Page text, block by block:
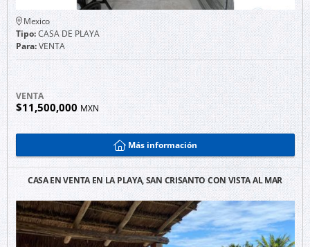
Mexico
Tipo:CASA DE PLAYA
Para:VENTA
VENTA
$11,500,000 MXN
Más información
CASA EN VENTA EN LA PLAYA, SAN CRISANTO CON VISTA AL MAR